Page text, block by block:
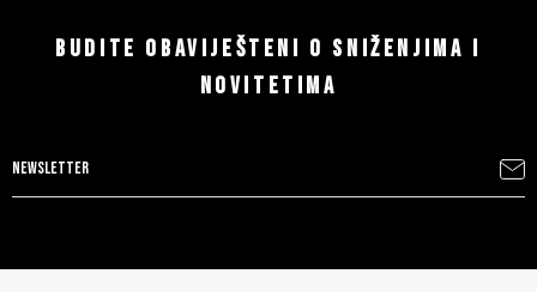
BUDITE OBAVIJEŠTENI O SNIŽENJIMA I
NOVITETIMA